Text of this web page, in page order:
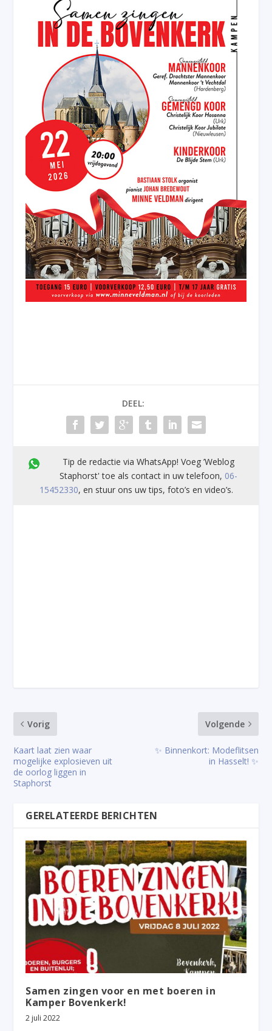
DEEL:
Tip de redactie via WhatsApp! Voeg ’Weblog
Staphorst' toe als contact in uw telefoon, 06-
15452330, en stuur ons uw tips, foto’s en video’s.
Vorig
Kaart laat zien waar
mogelijke explosieven uit
de oorlog liggen in
Staphorst
Volgende
✨ Binnenkort: Modeflitsen
in Hasselt! ✨
GERELATEERDE BERICHTEN
Samen zingen voor en met boeren in
Kamper Bovenkerk!
2 juli 2022